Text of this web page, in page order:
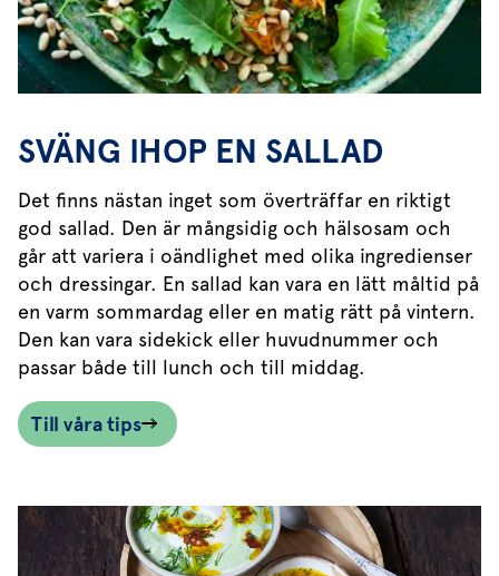
SVÄNG IHOP EN SALLAD
Det finns nästan inget som överträffar en riktigt
god sallad. Den är mångsidig och hälsosam och
går att variera i oändlighet med olika ingredienser
och dressingar. En sallad kan vara en lätt måltid på
en varm sommardag eller en matig rätt på vintern.
Den kan vara sidekick eller huvudnummer och
passar både till lunch och till middag.
Till våra tips